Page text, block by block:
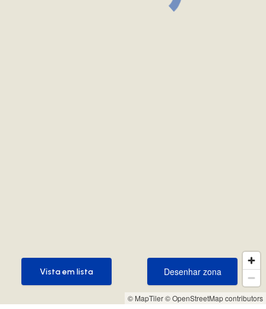
© MapTiler© OpenStreetMap contributors
Desenhar zona
Desenhar zona
Vista em lista
Vista em lista